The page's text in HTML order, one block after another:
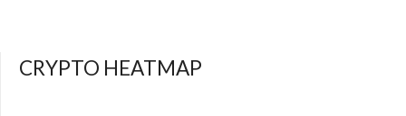
CRYPTO HEATMAP